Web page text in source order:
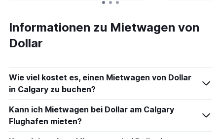
Informationen zu Mietwagen von
Dollar
Wie viel kostet es, einen Mietwagen von Dollar
in Calgary zu buchen?
Kann ich Mietwagen bei Dollar am Calgary
Flughafen mieten?